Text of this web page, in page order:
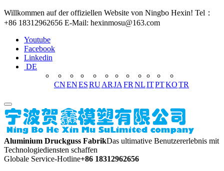
Willkommen auf der offiziellen Website von Ningbo Hexin! Tel：
+86 18312962656 E-Mail: hexinmosu@163.com
Youtube
Facebook
Linkedin
DE
CNENESRUARJA FR NLITPTKOTR
Aluminium Druckguss FabrikDas ultimative Benutzererlebnis mit
Technologiediensten schaffen
Globale Service-Hotline+86 18312962656